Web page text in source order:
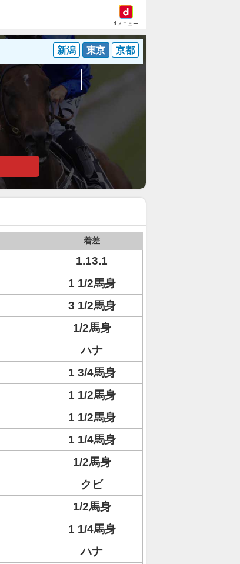
dメニュー
新潟 東京 京都
着差
1.13.1
1 1/2馬身
3 1/2馬身
1/2馬身
ハナ
1 3/4馬身
1 1/2馬身
1 1/2馬身
1 1/4馬身
1/2馬身
クビ
1/2馬身
1 1/4馬身
ハナ